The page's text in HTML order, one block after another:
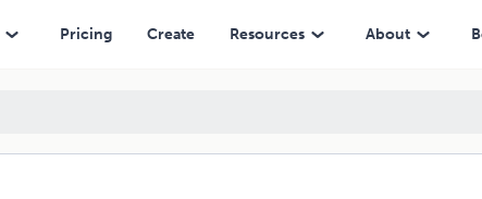
Pricing Create Resources About